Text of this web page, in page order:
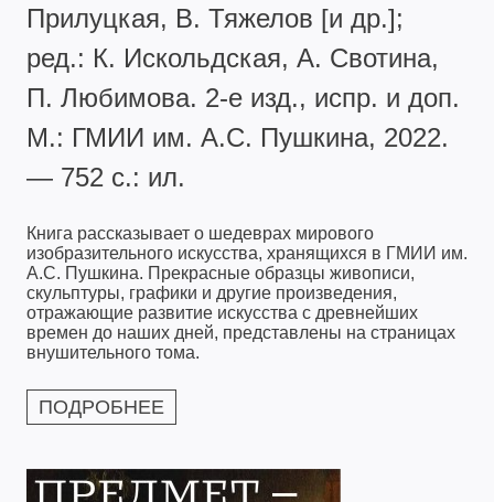
Прилуцкая, В. Тяжелов [и др.];
ред.: К. Искольдская, А. Свотина,
П. Любимова. 2-е изд., испр. и доп.
М.: ГМИИ им. А.С. Пушкина, 2022.
— 752 с.: ил.
Книга рассказывает о шедеврах мирового
изобразительного искусства, хранящихся в ГМИИ им.
А.С. Пушкина. Прекрасные образцы живописи,
скульптуры, графики и другие произведения,
отражающие развитие искусства с древнейших
времен до наших дней, представлены на страницах
внушительного тома.
ПОДРОБНЕЕ